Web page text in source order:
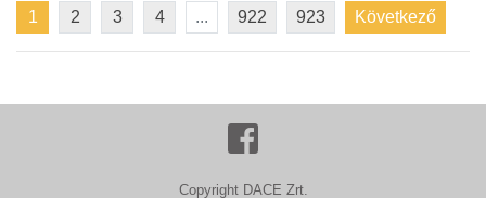
1 2 3 4 ... 922 923 Következő
Copyright DACE Zrt.